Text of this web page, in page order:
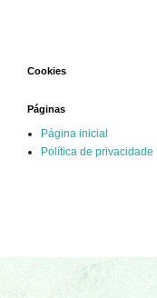
Cookies
Páginas
Página inicial
Política de privacidade